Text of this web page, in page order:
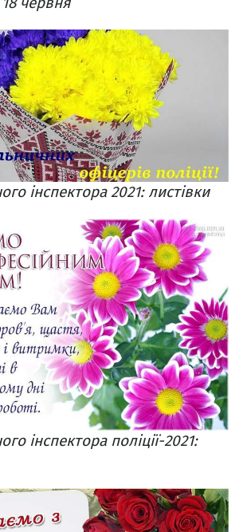
інспектора 2021: листівки
інспектора поліції-2021: